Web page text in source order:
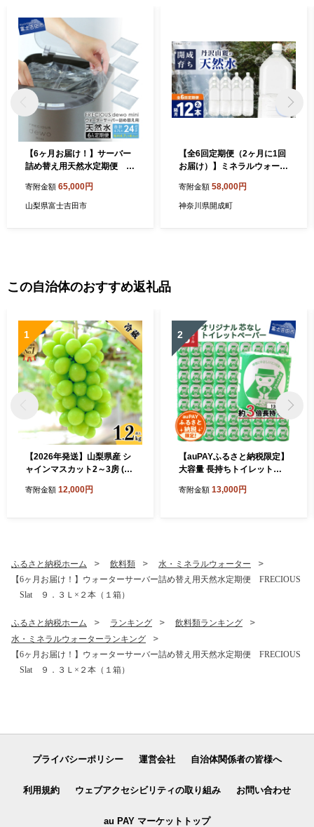
【6ヶ月お届け！】サーバー
詰め替え用天然水定期便 F
寄附金額 65,000円
山梨県富士吉田市
【全6回定期便（2ヶ月に1回
お届け）】ミネラルウォータ
ス [BDBE002-14]
寄附金額 58,000円
神奈川県開成町
この自治体のおすすめ返礼品
1
【2026年発送】山梨県産 シ
ャインマスカット2～3房 (1.
寄附金額 12,000円
2
【auPAYふるさと納税限定】
大容量 長持ちトイレットペ
芯なし
寄附金額 13,000円
ふるさと納税ホーム 飲料類
水・ミネラルウォーター
【6ヶ月お届け！】ウォーターサーバー詰め替え用天然水定期便 FRECIOUS
Slat ９．３Ｌ×２本（１箱）
ふるさと納税ホーム ランキング
飲料類ランキング
水・ミネラルウォーターランキング
【6ヶ月お届け！】ウォーターサーバー詰め替え用天然水定期便 FRECIOUS
Slat ９．３Ｌ×２本（１箱）
プライバシーポリシー 運営会社 自治体関係者の皆様へ
利用規約 ウェブアクセシビリティの取り組み お問い合わせ
au PAY マーケットトップ